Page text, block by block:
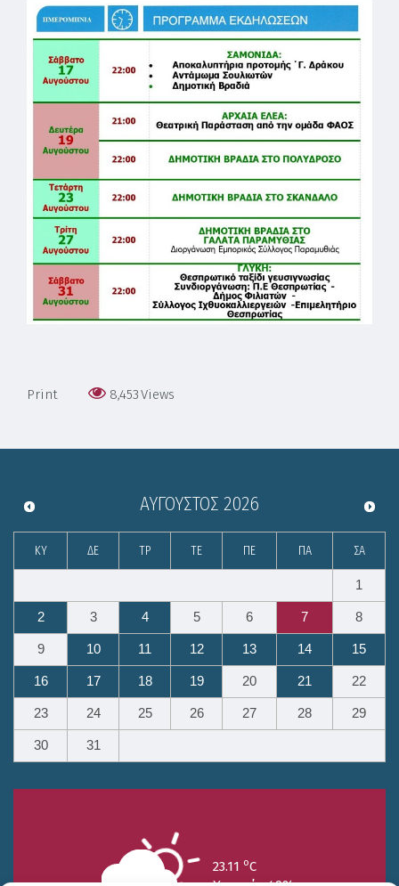
Print 8,453Views
ΑΎΓΟΥΣΤΟΣ 2026
ΚΥ ΔΕ ΤΡ ΤΕ ΠΕ ΠΑ ΣΑ
1
2 3 4 5 6 7 8
9 10 11 12 13 14 15
16 17 18 19 20 21 22
23 24 25 26 27 28 29
30 31
23.11 oC